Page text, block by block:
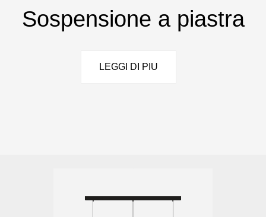
Sospensione a piastra
LEGGI DI PIU